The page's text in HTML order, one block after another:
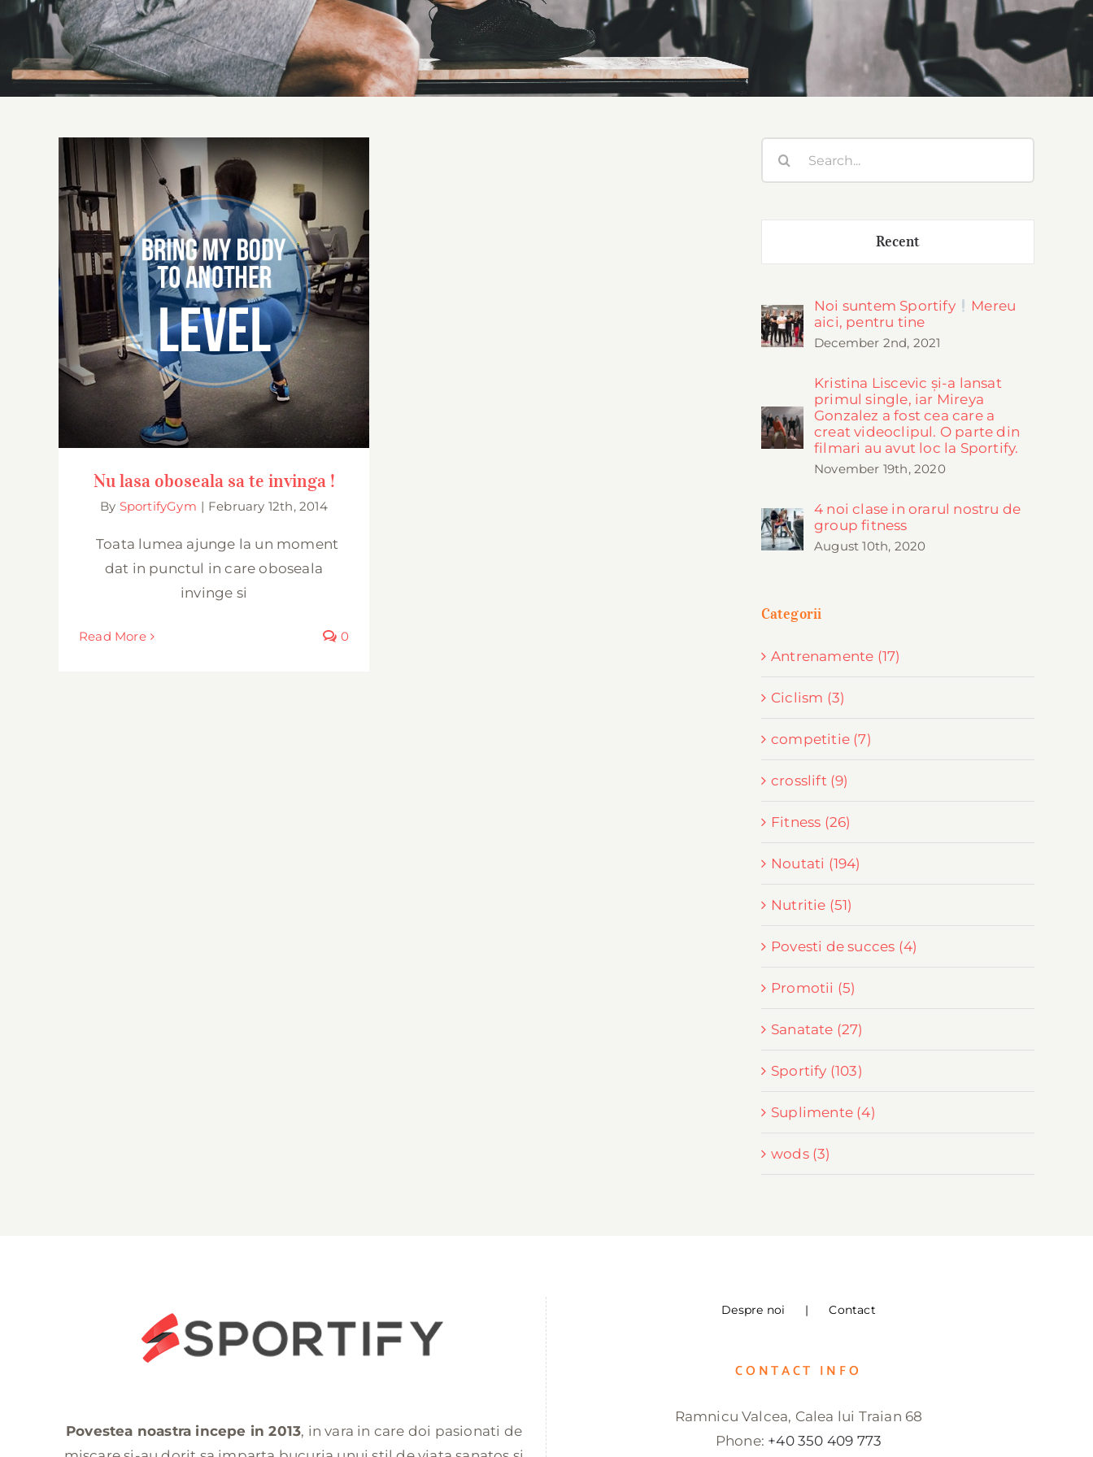
Nu lasa oboseala sa te invinga !
Nu lasa oboseala sa te invinga !
By SportifyGym | February 12th, 2014
Toata lumea ajunge la un moment
dat in punctul in care oboseala
invinge si
Read More 0
Recent
Noi suntem Sportify
Mereu
aici, pentru tine
December 2nd, 2021
Kristina Liscevic și-a lansat
primul single, iar Mireya
Gonzalez a fost cea care a
creat videoclipul. O parte din
filmari au avut loc la Sportify.
November 19th, 2020
4 noi clase in orarul nostru de
group fitness
August 10th, 2020
Categorii
Antrenamente (17)
Ciclism (3)
competitie (7)
crosslift (9)
Fitness (26)
Noutati (194)
Nutritie (51)
Povesti de succes (4)
Promotii (5)
Sanatate (27)
Sportify (103)
Suplimente (4)
wods (3)
Povestea noastra incepe in 2013, in vara in care doi pasionati de
Despre noi Contact
CONTACT INFO
Ramnicu Valcea, Calea lui Traian 68
Phone: +40 350 409 773